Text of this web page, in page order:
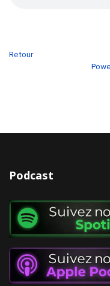
Retour
Podcast